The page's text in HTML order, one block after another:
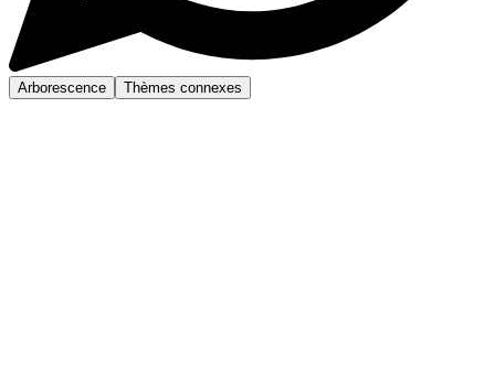
Arborescence Thèmes connexes